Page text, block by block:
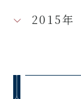
2015年